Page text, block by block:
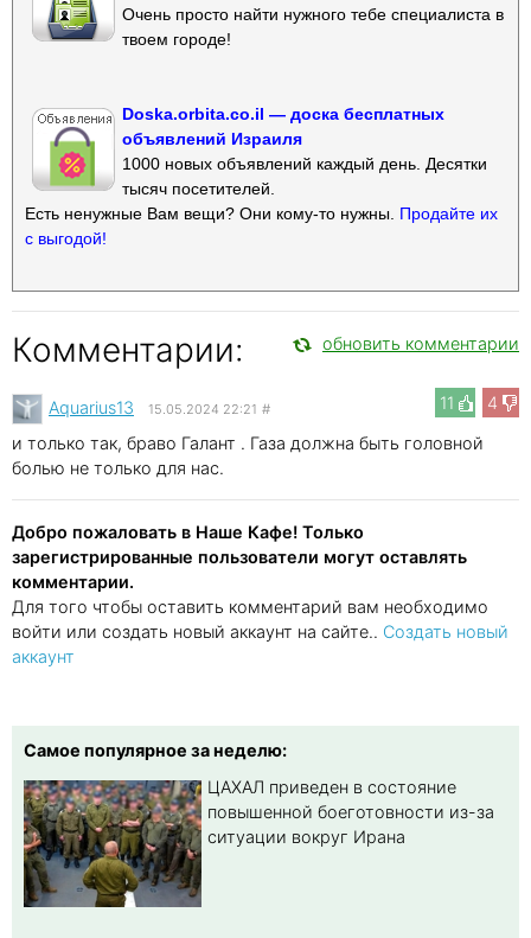
Очень просто найти нужного тебе специалиста в
твоем городе!
Doska.orbita.co.il — доска бесплатных
объявлений Израиля
1000 новых объявлений каждый день. Десятки
тысяч посетителей.
Есть ненужные Вам вещи? Они кому-то нужны. Продайте их
с выгодой!
Комментарии: обновить комментарии
11 4
Aquarius13 15.05.2024 22:21 #
и только так, браво Галант . Газа должна быть головной
болью не только для нас.
Добро пожаловать в Наше Кафе! Только
зарегистрированные пользователи могут оставлять
комментарии.
Для того чтобы оставить комментарий вам необходимо
войти или создать новый аккаунт на сайте.. Создать новый
аккаунт
Самое популярное за неделю:
ЦАХАЛ приведен в состояние
повышенной боеготовности из-за
ситуации вокруг Ирана